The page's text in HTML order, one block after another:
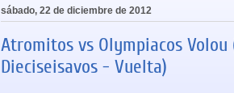
sábado, 22 de diciembre de 2012
Atromitos vs Olympiacos Volou
Dieciseisavos - Vuelta)